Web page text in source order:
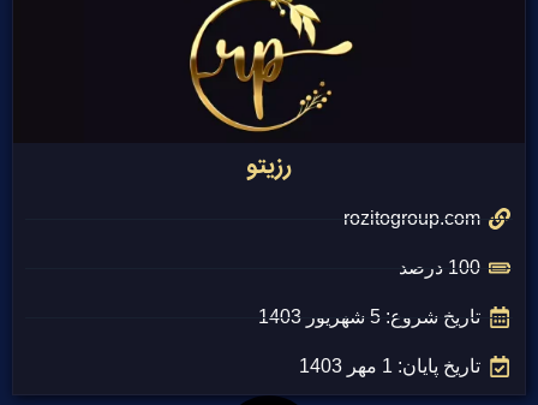
رزیتو
rozitogroup.com
100 درصد
تاریخ شروع: 5 شهریور 1403
تاریخ پایان: 1 مهر 1403